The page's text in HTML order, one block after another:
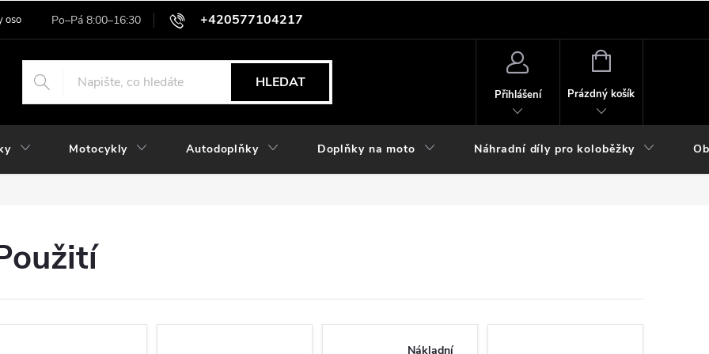
+420577104217
osobních údajů
HLEDAT
Přihlášení
NÁKUPNÍ
Prázdný košík
Motocykly Autodoplňky Doplňky na moto Náhradní díly pro koloběžky
Nákladní